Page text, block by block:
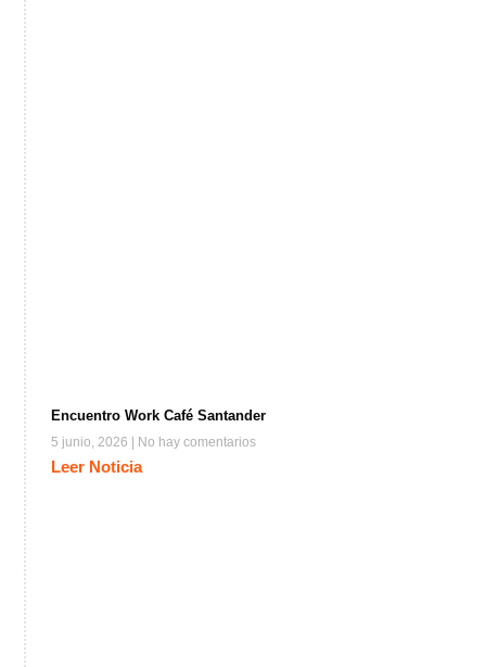
Encuentro Work Café Santander
5 junio, 2026 No hay comentarios
Leer Noticia